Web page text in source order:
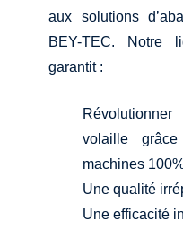
aux solutions
BEY-TEC. Notre
garantit :
volaille
machines
Une qualité
Une efficacité